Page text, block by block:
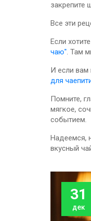
закрепите
Все эти
Если
чаю". Там
И если вам
для
Помните,
мягкое,
событием.
Надеемся,
вкусный
31
дек